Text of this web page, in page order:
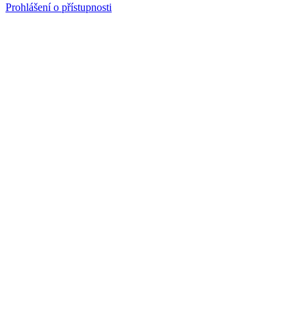
Prohlášení o přístupnosti